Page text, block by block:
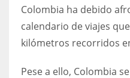
Colombia ha debido
calendario de viajes
kilómetros recorridos
Pese a ello, Colombia